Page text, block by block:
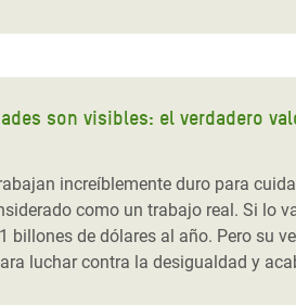
son visibles: el verdadero
increíblemente duro para
como un trabajo real. Si lo
billones de dólares al año. Pero su
luchar contra la desigualdad y